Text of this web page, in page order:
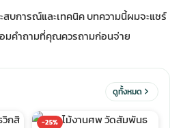
าด
สบการณ์และเทคนิค บทความนี้ผมจะแชร์
มคำถามที่คุณควรถามก่อนจ่าย
ดูทั้งหมด
-25%